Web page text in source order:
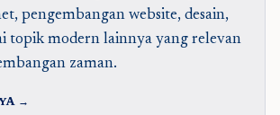
pengembangan website, desain,
topik modern lainnya yang relevan
zaman.
→